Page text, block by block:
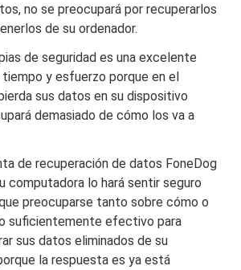
no se preocupará por recuperarlos
de su ordenador.
de seguridad es una excelente
tiempo y esfuerzo porque en el
sus datos en su dispositivo
demasiado de cómo los va a
de recuperación de datos FoneDog
computadora lo hará sentir seguro
preocuparse tanto sobre cómo o
suficientemente efectivo para
sus datos eliminados de su
la respuesta es ya está